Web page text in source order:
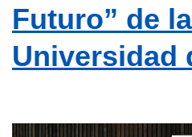
Futuro” de la
Universidad